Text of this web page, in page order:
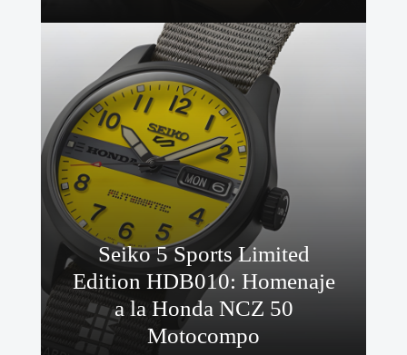
Seiko 5 Sports Limited
Edition HDB010: Homenaje
a la Honda NCZ 50
Motocompo